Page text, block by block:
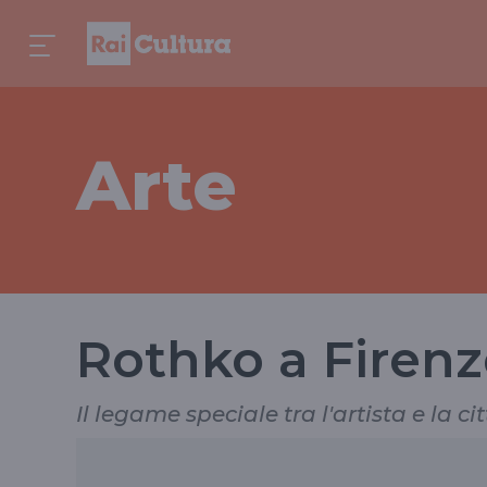
Arte
Rothko a
Il legame speciale tra l'artista e la